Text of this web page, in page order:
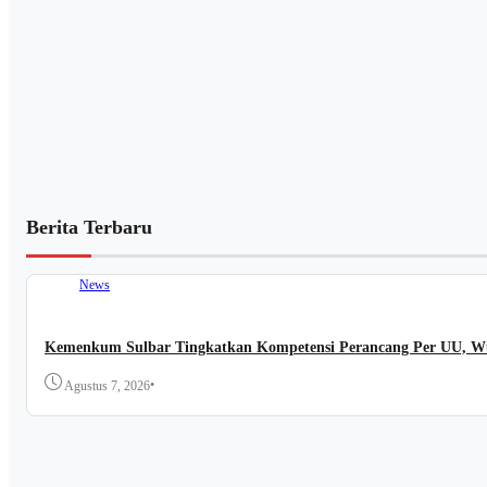
Berita Terbaru
News
Kemenkum Sulbar Tingkatkan Kompetensi Perancang Per UU,
Agustus 7, 2026•